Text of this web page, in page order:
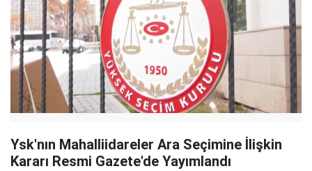
Ysk'nın Mahalliidareler Ara Seçimine İlişkin
Kararı Resmi Gazete'de Yayımlandı